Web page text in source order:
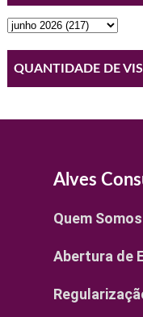
QUANTIDADE DE
Alves
Quem Somos
Abertura de